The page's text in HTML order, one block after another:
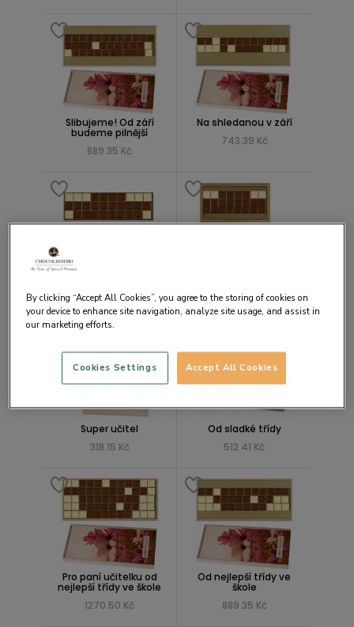
Slibujeme! Od září
budeme pilnější
889.35 Kč
Na shledanou v září
743.39 Kč
827.40 Kč
472.50 Kč
Super učitel
318.15 Kč
Od sladké třídy
512.41 Kč
Pro paní učitelku od
nejlepší třídy ve škole
1270.50 Kč
Od nejlepší třídy ve
škole
889.35 Kč
By clicking “Accept All Cookies”, you agree to the storing of cookies on
your device to enhance site navigation, analyze site usage, and assist in
our marketing efforts.
Accept All Cookies
Cookies Settings